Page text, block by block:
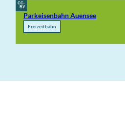
CC-
BY
Parkeisenbahn Auensee
Freizeitbahn